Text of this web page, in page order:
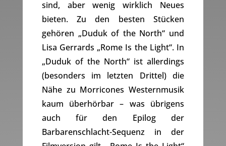
sind, aber wenig wirklich Neues
bieten. Zu den besten Stücken
gehören „Duduk of the North“ und
Lisa Gerrards „Rome Is the Light“. In
„Duduk of the North“ ist allerdings
(besonders im letzten Drittel) die
Nähe zu Morricones Westernmusik
kaum überhörbar – was übrigens
auch für den Epilog der
Barbarenschlacht-Sequenz in der